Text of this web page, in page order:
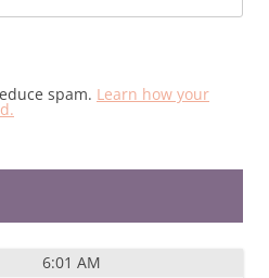
spam. Learn how your
6:01 AM